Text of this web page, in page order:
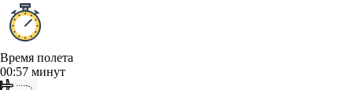
Время полета
00:57 минут